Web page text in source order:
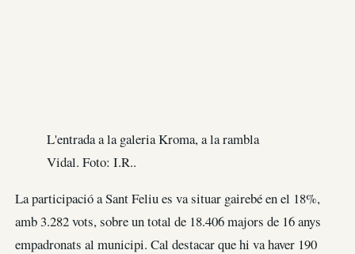
L'entrada a la galeria Kroma, a la rambla
Vidal. Foto: I.R..
La participació a Sant Feliu es va situar gairebé en el 18%,
amb 3.282 vots, sobre un total de 18.406 majors de 16 anys
empadronats al municipi. Cal destacar que hi va haver 190